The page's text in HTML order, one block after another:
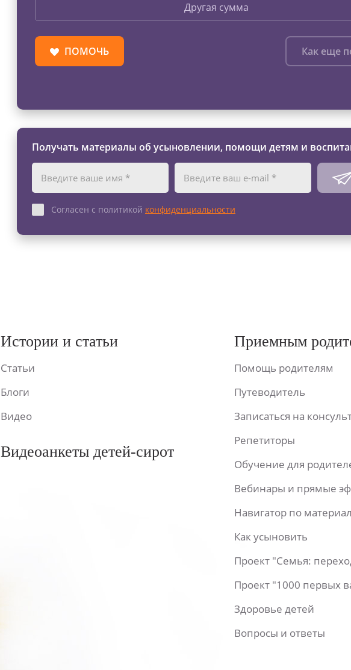
Другая сумма
ПОМОЧЬ Как еще
Получать материалы об усыновлении, помощи детям и
Согласен с политикой конфиденциальности
Истории и статьи
Статьи
Блоги
Видео
Видеоанкеты детей-сирот
Приемным
Помощь родителям
Путеводитель
Записаться на
Репетиторы
Обучение для
Вебинары и прямые
Навигатор по
Как усыновить
Проект "Семья:
Проект "1000 первых
Здоровье детей
Вопросы и ответы